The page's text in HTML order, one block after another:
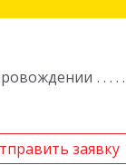
заявку
заявку